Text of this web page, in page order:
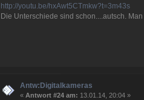
http://youtu.be/hxAwt5CTmkw?t=3m43s
Die Unterschiede sind schon....autsch.
Antw:Digitalkameras
« Antwort #24 am: 13.01.14, 20:04 »